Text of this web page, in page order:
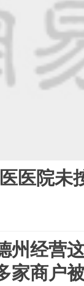
医院未
州经营
家商户